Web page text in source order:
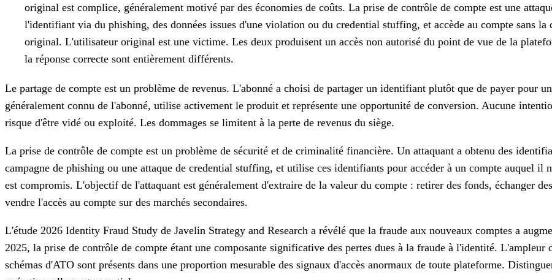
original est complice, généralement motivé par des économies de coûts. La prise de contrôle de compte est une
l'identifiant via du phishing, des données issues d'une violation ou du credential stuffing, et accède au compte sans
original. L'utilisateur original est une victime. Les deux produisent un accès non autorisé du point de vue de la
la réponse correcte sont entièrement différents.
Le partage de compte est un problème de revenus. L'abonné a choisi de partager un identifiant plutôt que de payer pour
généralement connu de l'abonné, utilise activement le produit et représente une opportunité de conversion. Aucune
risque d'être vidé ou exploité. Les dommages se limitent à la perte de revenus du siège.
La prise de contrôle de compte est un problème de sécurité et de criminalité financière. Un attaquant a obtenu des
campagne de phishing ou une attaque de credential stuffing, et utilise ces identifiants pour accéder à un compte auquel
est compromis. L'objectif de l'attaquant est généralement d'extraire de la valeur du compte : retirer des fonds, échanger
vendre l'accès au compte sur des marchés secondaires.
L'étude 2026 Identity Fraud Study de Javelin Strategy and Research a révélé que la fraude aux nouveaux comptes a
2025, la prise de contrôle de compte étant une composante significative des pertes dues à la fraude à l'identité. L'ampleur
schémas d'ATO sont présents dans une proportion mesurable des signaux d'accès anormaux de toute plateforme.